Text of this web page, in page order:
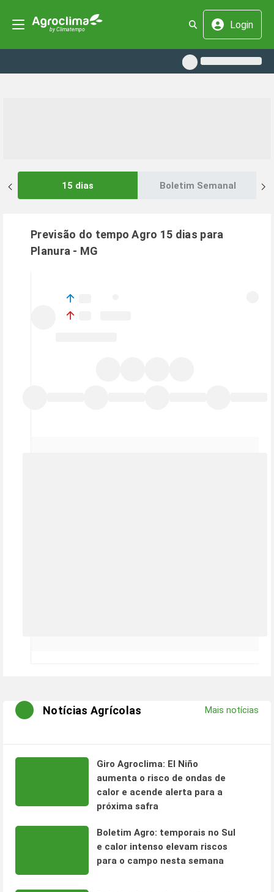
Login
15 dias Boletim Semanal
Previsão do tempo Agro 15 dias para
Planura - MG
Notícias Agrícolas Mais notícias
Giro Agroclima: El Niño
aumenta o risco de ondas de
calor e acende alerta para a
próxima safra
Boletim Agro: temporais no Sul
e calor intenso elevam riscos
para o campo nesta semana